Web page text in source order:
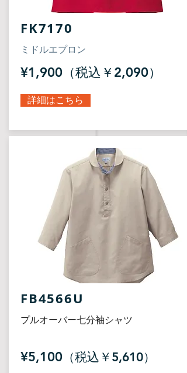
FK7170
​ミドルエプロン
¥1,900（税込￥2,090）
詳細はこちら
FB4566U
プルオーバー七分袖シャツ
¥5,100 （税込￥5,610）